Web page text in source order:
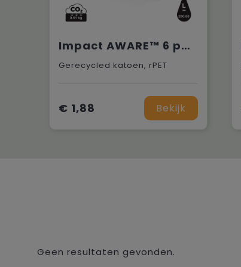
Impact AWARE™ 6 panel 280gr recycled katoen cap met bies
Gerecycled katoen, rPET
€ 1,88 Bekijk
Geen resultaten gevonden.